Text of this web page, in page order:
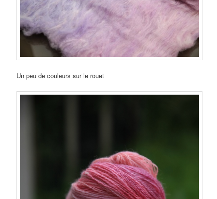
Un peu de couleurs sur le rouet